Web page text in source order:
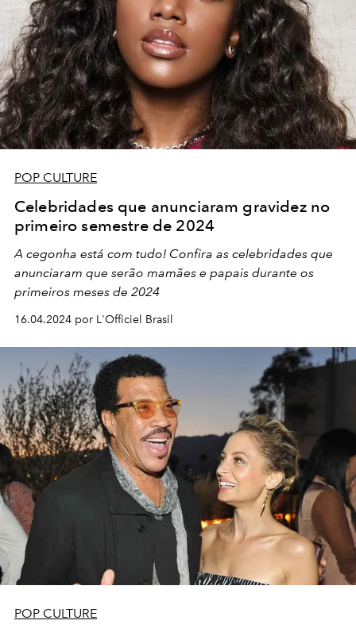
POP CULTURE
Celebridades que anunciaram gravidez no
primeiro semestre de 2024
A cegonha está com tudo! Confira as celebridades que
anunciaram que serão mamães e papais durante os
primeiros meses de 2024
16.04.2024 por L'Officiel Brasil
POP CULTURE